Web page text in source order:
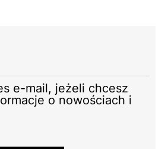
e-mail, jeżeli chcesz
o nowościach i